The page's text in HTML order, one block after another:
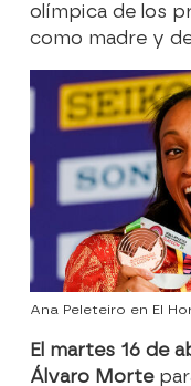
olímpica de los
como madre y
Ana Peleteiro en El
El martes 16 de
Álvaro Morte